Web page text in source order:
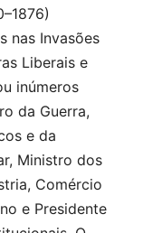
nas Invasões
Liberais e
inúmeros
da Guerra,
e da
Ministro dos
Comércio
e Presidente